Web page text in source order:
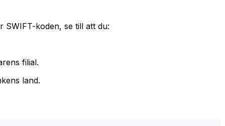
koden, se till att du:
filial.
land.